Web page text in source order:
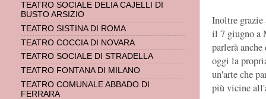
Inoltre
il 7 giugno a
parlerà
oggi la
un'arte che
più vicine
TEATRO SOCIALE DELIA CAJELLI DI
BUSTO ARSIZIO
TEATRO SISTINA DI ROMA
TEATRO COCCIA DI NOVARA
TEATRO SOCIALE DI STRADELLA
TEATRO FONTANA DI MILANO
TEATRO COMUNALE ABBADO DI
FERRARA